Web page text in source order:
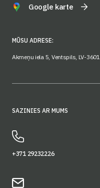
Google karte
MŪSU ADRESE:
Akmeņu iela 5, Ventspils, LV-3601
SAZINIES AR MUMS
+371 29232226